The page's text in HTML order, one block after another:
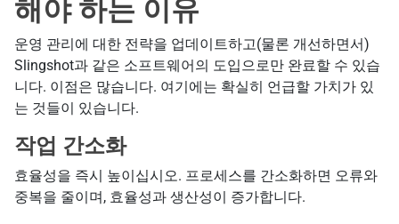
해야 하는 이유
운영 관리에 대한 전략을 업데이트하고(물론 개선하면서)
Slingshot과 같은 소프트웨어의 도입으로만 완료할 수 있습
니다. 이점은 많습니다. 여기에는 확실히 언급할 가치가 있
는 것들이 있습니다.
작업 간소화
효율성을 즉시 높이십시오. 프로세스를 간소화하면 오류와
중복을 줄이며, 효율성과 생산성이 증가합니다.